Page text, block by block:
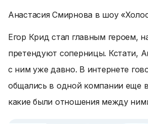
Анастасия Смирнова в шоу
Егор Крид стал главным героем,
претендуют соперницы. Кстати,
с ним уже давно. В интернете
общались в одной компании еще
какие были отношения между